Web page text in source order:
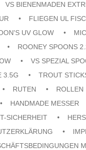
VS BIENENMADEN
FLIEGEN UL
UV GLOW
ROONEY SPOONS
VS SPEZIAL
3.5G
TROUT
RUTEN ROLLEN
HANDMADE MESSER
SICHERHEIT